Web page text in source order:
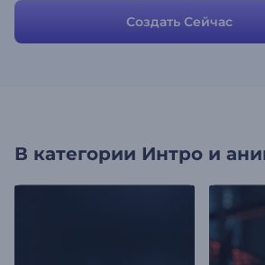
образовательных проектов. Создайте
сейчас и произведите неизгладимое
Создать Сейчас
В категории Интро и